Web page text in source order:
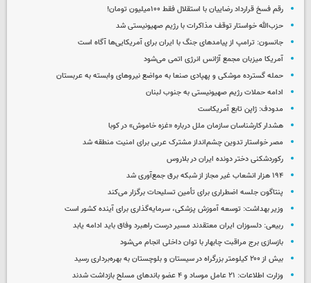
رقم فسخ قرارداد رضاییان با استقلال فقط ۱۰۰میلیون تومان!
حزب‌الله خواستار توقف مذاکرات با رژیم صهیونیستی شد
جانسون: ترامپ از پیامدهای جنگ با ایران برای آمریکایی‌ها آگاه است
آمریکا میزبان مجمع آژانس انرژی اتمی می‌شود
حمله گسترده موشکی و پهپادی صنعا به مواضع نیروهای وابسته به عربستان
ادامه حملات رژیم صهیونیستی به جنوب لبنان
مدودف: ژاپن تابع آمریکاست
هشدار کارشناسان سازمان ملل درباره «غزه‌ خاموش» در کوبا
مصر خواستار تدوین چشم‌انداز مشترک عربی برای امنیت منطقه شد
رکوردشکنی دختر دونده ایران در بلاروس
۱۹۴ هزار انشعاب غیر مجاز از شبکه برق جمع‌آوری شد
پنتاگون جلسه اضطراری برای تأمین تسلیحات برگزار می‌کند
وزیر بهداشت: توسعه آموزش پزشکی، سرمایه‌گذاری برای آینده کشور است
ربیعی: دلسوزان ایران معتقدند مسیر درست راهبرد وفاق باید ادامه یابد
بازسازی برج مراقبت چابهار با توان داخلی انجام می‌شود
بیش از ۲۰۰ کیلومتر بزرگراه در سیستان و بلوچستان به بهره‌برداری رسید
وزارت اطلاعات: ۲۱ عامل موساد و ۴ عضو باندهای مسلح بازداشت شدند